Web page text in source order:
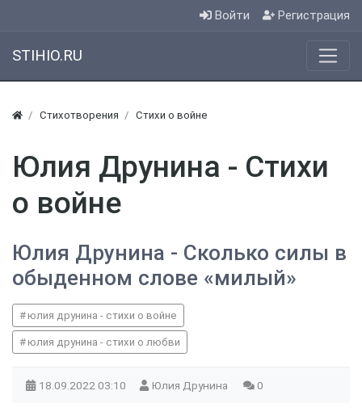
Войти Регистрация
STIHIO.RU
Стихотворения Стихи о войне
Юлия Друнина - Стихи
о войне
Юлия Друнина - Сколько силы в
обыденном слове «милый»
юлия друнина - стихи о войне
юлия друнина - стихи о любви
18.09.2022 03:10 Юлия Друнина 0